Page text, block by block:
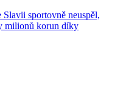
sportovně neuspěl,
milionů korun díky